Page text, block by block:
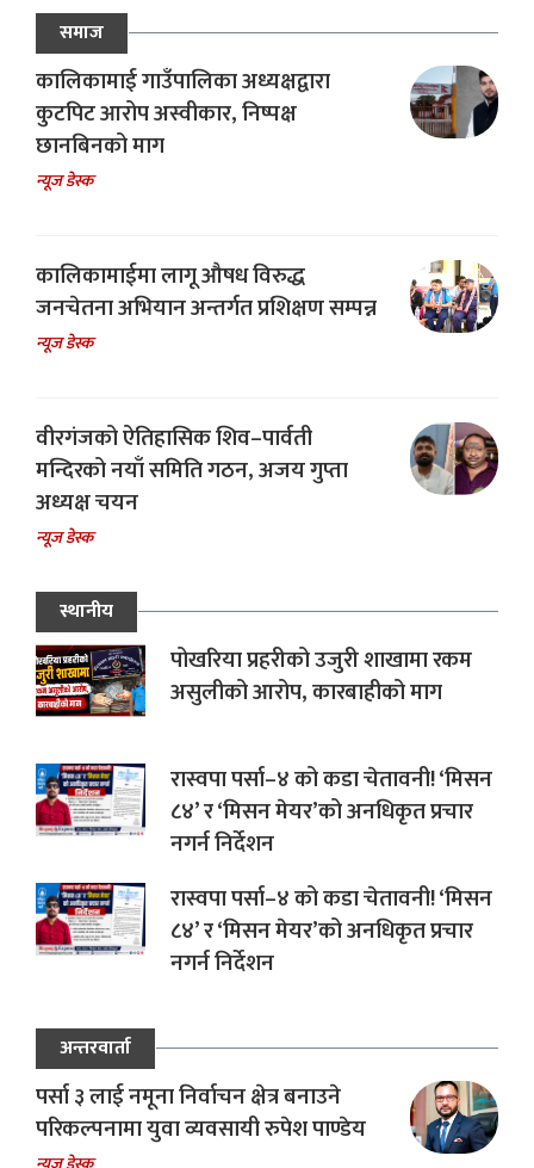
समाज
कालिकामाई गाउँपालिका अध्यक्षद्वारा
कुटपिट आरोप अस्वीकार, निष्पक्ष
छानबिनको माग
न्यूज डेस्क
कालिकामाईमा लागू औषध विरुद्ध
जनचेतना अभियान अन्तर्गत प्रशिक्षण सम्पन्न
न्यूज डेस्क
वीरगंजको ऐतिहासिक शिव–पार्वती
मन्दिरको नयाँ समिति गठन, अजय गुप्ता
अध्यक्ष चयन
न्यूज डेस्क
स्थानीय
पोखरिया प्रहरीको उजुरी शाखामा रकम
असुलीको आरोप, कारबाहीको माग
रास्वपा पर्सा–४ को कडा चेतावनी! ‘मिसन
८४’ र ‘मिसन मेयर’को अनधिकृत प्रचार
नगर्न निर्देशन
रास्वपा पर्सा–४ को कडा चेतावनी! ‘मिसन
८४’ र ‘मिसन मेयर’को अनधिकृत प्रचार
नगर्न निर्देशन
अन्तरवार्ता
पर्सा ३ लाई नमूना निर्वाचन क्षेत्र बनाउने
परिकल्पनामा युवा व्यवसायी रुपेश पाण्डेय